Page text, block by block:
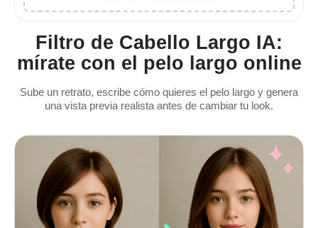
Filtro de Cabello Largo IA:
mírate con el pelo largo online
Sube un retrato, escribe cómo quieres el pelo largo y genera
una vista previa realista antes de cambiar tu look.